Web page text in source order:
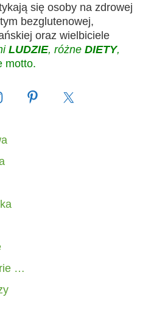
się osoby na zdrowej
bezglutenowej,
oraz wielbiciele
LUDZIE, różne DIETY,
motto.
…